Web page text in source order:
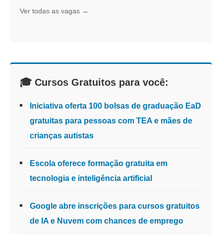
Ver todas as vagas →
🎓 Cursos Gratuitos para você:
Iniciativa oferta 100 bolsas de graduação EaD
gratuitas para pessoas com TEA e mães de
crianças autistas
Escola oferece formação gratuita em
tecnologia e inteligência artificial
Google abre inscrições para cursos gratuitos
de IA e Nuvem com chances de emprego